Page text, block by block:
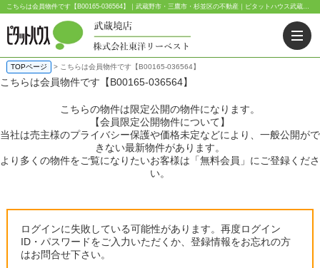
こちらは会員物件です【B00165-036564】｜武蔵野市・三鷹市・杉並区の不動産｜ピタットハウス武蔵境店・阿佐ヶ谷店
TOPページ > こちらは会員物件です【B00165-036564】
こちらは会員物件です【B00165-036564】
こちらの物件は限定公開の物件になります。
【会員限定公開物件について】
当社は売主様のプライバシー保護や価格未定などにより、一般公開がで
きない最新物件があります。
より多くの物件をご覧になりたいお客様は「無料会員」にご登録くださ
い。
ログインに失敗している可能性があります。再度ログイン
ID・パスワードをご入力いただくか、登録情報をお忘れの方
はお問合せ下さい。